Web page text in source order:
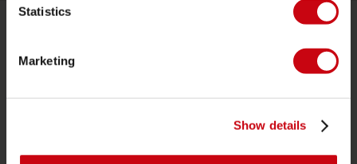
Statistics
Marketing
Show details
Ordine e pagamento